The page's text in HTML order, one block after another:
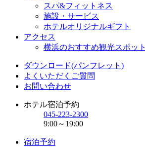
スパ&フィットネス
施設・サービス
ホテルオリジナルギフト
アクセス
横浜のおすすめ観光スポット
ダウンロード(パンフレット)
よくいただくご質問
お問い合わせ
ホテル宿泊予約
045-223-2300
9:00～19:00
宿泊予約